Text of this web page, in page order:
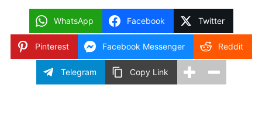
WhatsApp Facebook Twitter
Pinterest Facebook Messenger Reddit
Telegram Copy Link